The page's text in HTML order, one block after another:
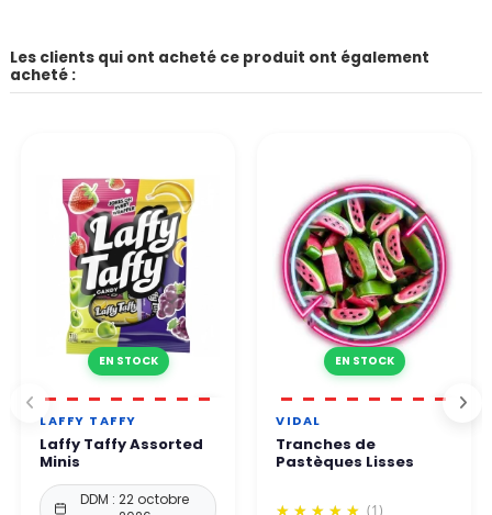
Les clients qui ont acheté ce produit ont également
acheté :
EN STOCK
LAFFY TAFFY
Laffy Taffy Assorted
Minis
DDM : 22 octobre
EN STOCK
VIDAL
Tranches de
Pastèques Lisses
(1)